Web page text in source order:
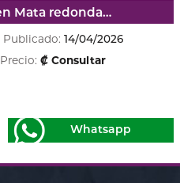
Alquiler de Condominios en Mata redonda - San josé
Publicado: 14/04/2026
Precio: ₡ Consultar
Whatsapp